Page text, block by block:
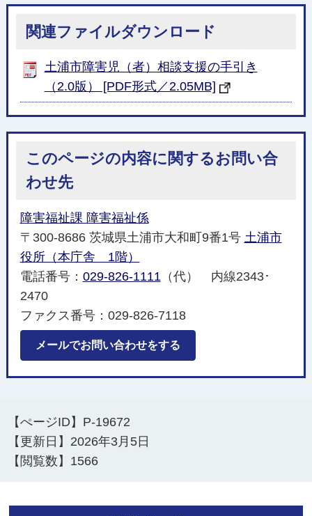
関連ファイルダウンロード
土浦市障害児（者）相談支援の手引き
（2.0版） [PDF形式／2.05MB]
このページの内容に関するお問い合
わせ先
障害福祉課 障害福祉係
〒300-8686 茨城県土浦市大和町9番1号 土浦市
役所（本庁舎 1階）
電話番号： 029-826-1111 （代） 内線2343･
2470
ファクス番号：029-826-7118
メールでお問い合わせをする
【ぺージID】 P-19672
【更新日】 2026年3月5日
【閲覧数】 1566